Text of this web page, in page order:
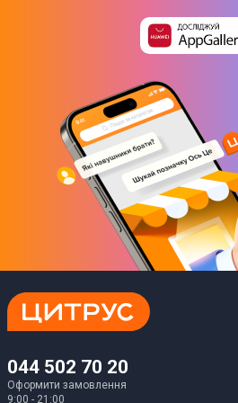
044 502 70 20
Оформити замовлення
9:00 - 21:00